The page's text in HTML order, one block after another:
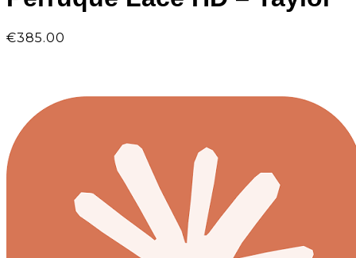
€385.00